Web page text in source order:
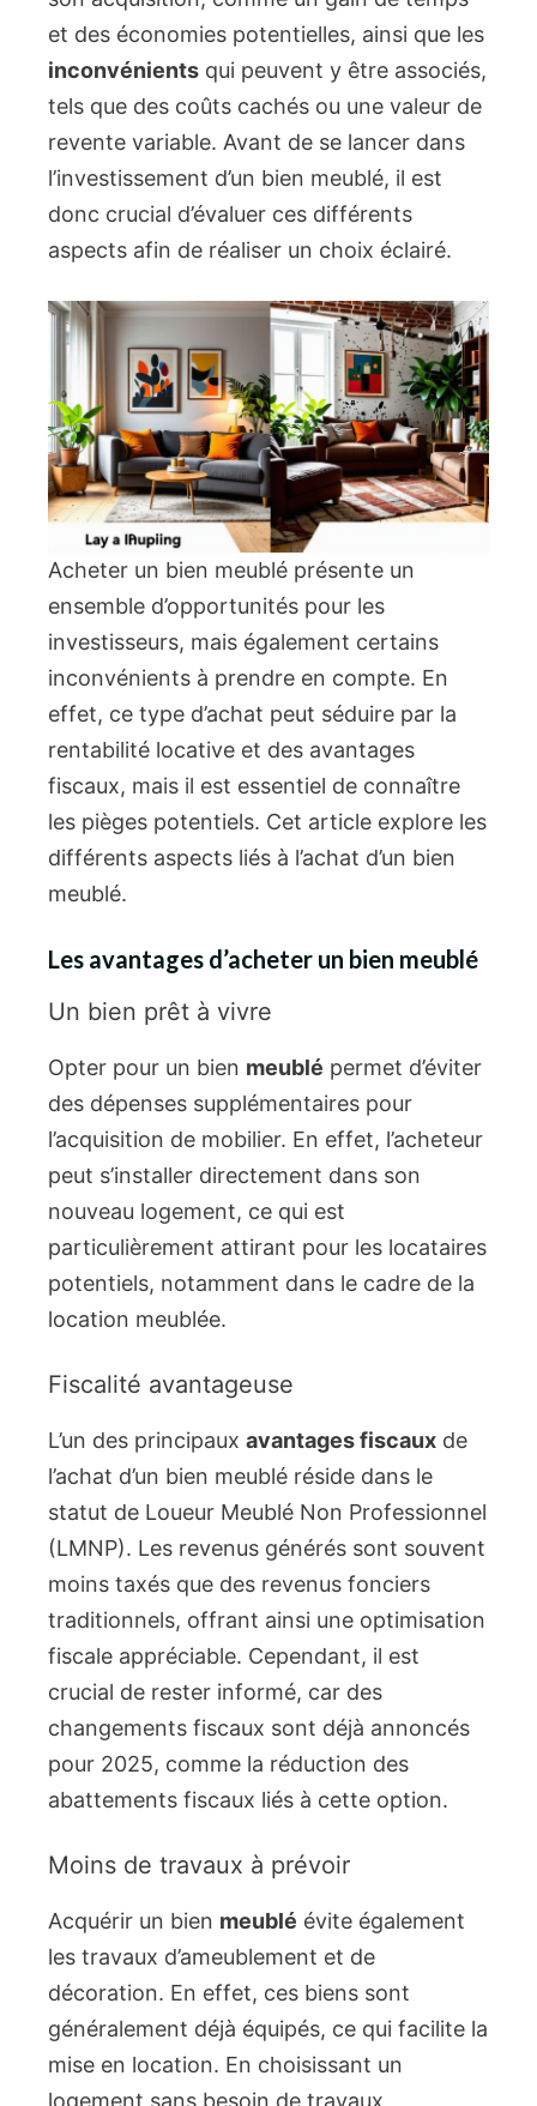
et des économies potentielles, ainsi que les
inconvénients qui peuvent y être associés,
tels que des coûts cachés ou une valeur de
revente variable. Avant de se lancer dans
l’investissement d’un bien meublé, il est
donc crucial d’évaluer ces différents
aspects afin de réaliser un choix éclairé.
Acheter un bien meublé présente un
ensemble d’opportunités pour les
investisseurs, mais également certains
inconvénients à prendre en compte. En
effet, ce type d’achat peut séduire par la
rentabilité locative et des avantages
fiscaux, mais il est essentiel de connaître
les pièges potentiels. Cet article explore les
différents aspects liés à l’achat d’un bien
meublé.
Les avantages d’acheter un bien meublé
Un bien prêt à vivre
Opter pour un bien meublé permet d’éviter
des dépenses supplémentaires pour
l’acquisition de mobilier. En effet, l’acheteur
peut s’installer directement dans son
nouveau logement, ce qui est
particulièrement attirant pour les locataires
potentiels, notamment dans le cadre de la
location meublée.
Fiscalité avantageuse
L’un des principaux avantages fiscaux de
l’achat d’un bien meublé réside dans le
statut de Loueur Meublé Non Professionnel
(LMNP). Les revenus générés sont souvent
moins taxés que des revenus fonciers
traditionnels, offrant ainsi une optimisation
fiscale appréciable. Cependant, il est
crucial de rester informé, car des
changements fiscaux sont déjà annoncés
pour 2025, comme la réduction des
abattements fiscaux liés à cette option.
Moins de travaux à prévoir
Acquérir un bien meublé évite également
les travaux d’ameublement et de
décoration. En effet, ces biens sont
généralement déjà équipés, ce qui facilite la
mise en location. En choisissant un
logement sans besoin de travaux,